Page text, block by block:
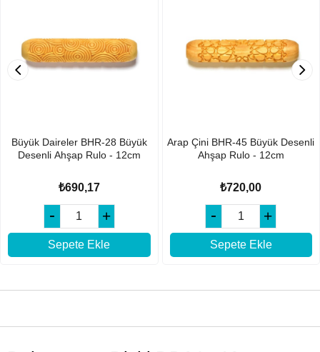
Büyük Daireler BHR-28 Büyük
Desenli Ahşap Rulo - 12cm
₺690,17
Sepete Ekle
Arap Çini BHR-45 Büyük Desenli
Ahşap Rulo - 12cm
₺720,00
Sepete Ekle